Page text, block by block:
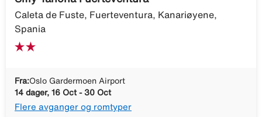
Caleta de Fuste, Fuerteventura, Kanariøyene,
Spania
Fra:Oslo Gardermoen Airport
14 dager, 16 Oct - 30 Oct
Flere avganger og romtyper